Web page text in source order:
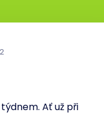
Ať už při